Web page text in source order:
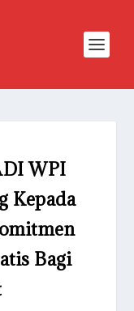
WPI
Kepada
Bagi